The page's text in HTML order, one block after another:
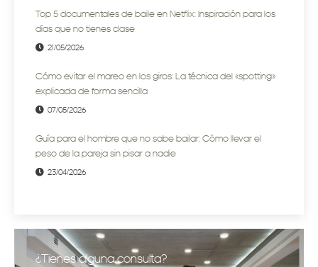
Top 5 documentales de baile en Netflix: Inspiración para los
días que no tienes clase
21/05/2026
Cómo evitar el mareo en los giros: La técnica del «spotting»
explicada de forma sencilla
07/05/2026
Guía para el hombre que no sabe bailar: Cómo llevar el
peso de la pareja sin pisar a nadie
23/04/2026
¿Tienes alguna consulta?